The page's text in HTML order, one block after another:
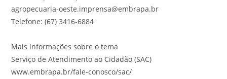
agropecuaria-oeste.imprensa@embrapa.br
Telefone: (67) 3416-6884
Mais informações sobre o tema
Serviço de Atendimento ao Cidadão (SAC)
www.embrapa.br/fale-conosco/sac/